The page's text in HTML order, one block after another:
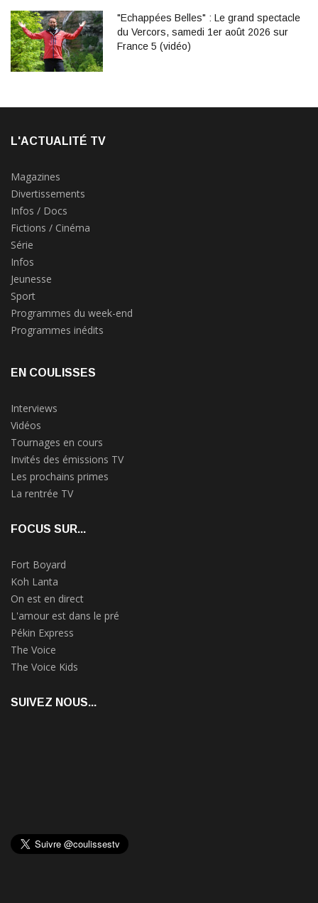
"Echappées Belles" : Le grand spectacle
du Vercors, samedi 1er août 2026 sur
France 5 (vidéo)
L'ACTUALITÉ TV
Magazines
Divertissements
Infos / Docs
Fictions / Cinéma
Série
Infos
Jeunesse
Sport
Programmes du week-end
Programmes inédits
EN COULISSES
Interviews
Vidéos
Tournages en cours
Invités des émissions TV
Les prochains primes
La rentrée TV
FOCUS SUR...
Fort Boyard
Koh Lanta
On est en direct
L'amour est dans le pré
Pékin Express
The Voice
The Voice Kids
SUIVEZ NOUS...